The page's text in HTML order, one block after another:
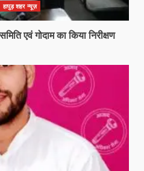
शहर न्यूज़
एवं गोदाम का किया निरीक्षण